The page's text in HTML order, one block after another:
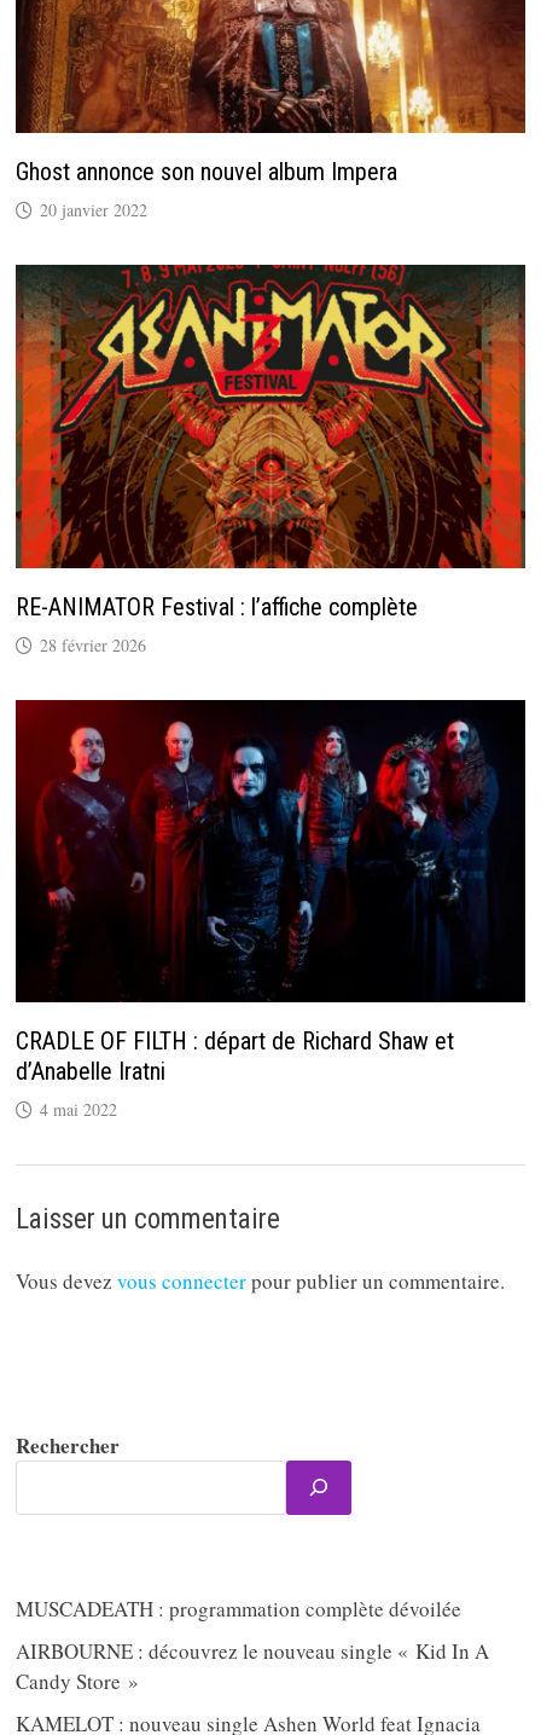
Ghost annonce son nouvel album Impera
20 janvier 2022
RE-ANIMATOR Festival : l’affiche complète
28 février 2026
CRADLE OF FILTH : départ de Richard Shaw et
d’Anabelle Iratni
4 mai 2022
Laisser un commentaire
Vous devezvous connecterpour publier un commentaire.
Rechercher
MUSCADEATH : programmation complète dévoilée
AIRBOURNE : découvrez le nouveau single « Kid In A
Candy Store »
KAMELOT : nouveau single Ashen World feat Ignacia